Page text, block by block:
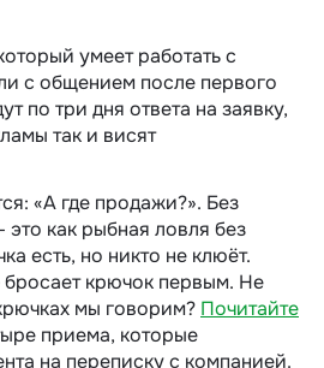
умеет работать с
с общением после первого
по три дня ответа на заявку,
так и висят
«А где продажи?». Без
это как рыбная ловля без
есть, но никто не клюёт.
бросает крючок первым. Не
мы говорим? Почитайте
приема, которые
на переписку с компанией.